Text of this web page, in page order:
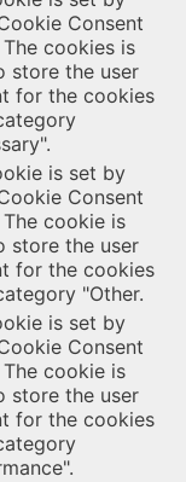
Consent
cookies is
store the user
for the cookies
is set by
Consent
cookie is
store the user
for the cookies
"Other.
is set by
Consent
cookie is
store the user
for the cookies